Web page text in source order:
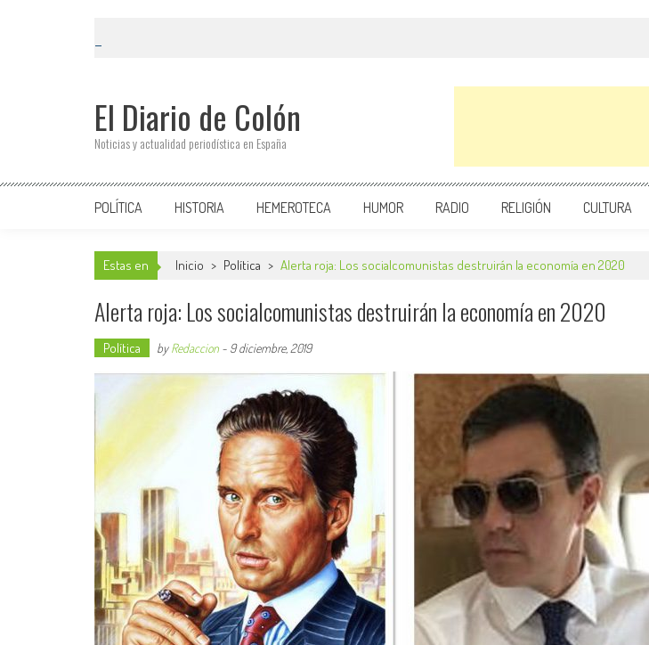
El Diario de Colón
Noticias y actualidad periodística en España
POLÍTICA HISTORIA HEMEROTECA HUMOR RADIO RELIGIÓN CULTURA
Estas en Inicio > Política > Alerta roja: Los socialcomunistas destruirán la economía en 2020
Alerta roja: Los socialcomunistas destruirán la economía en 2020
Política byRedaccion - 9 diciembre, 2019